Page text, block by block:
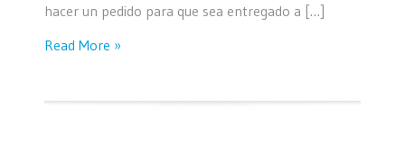
hacer un pedido para que sea entregado a […]
Read More »